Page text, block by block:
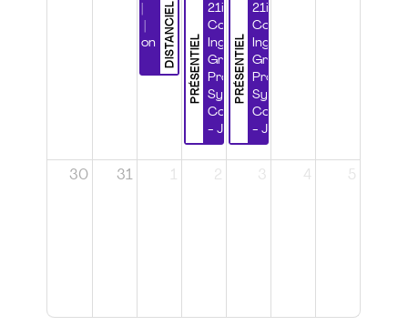
DISTANCIEL
Certification
PRÉSENTIEL
21ième
Congrès
Ingénierie
Grands
Projets et
Systèmes
Complexes
- Jour 1
PRÉSENTIEL
21ième
Congrès
Ingénierie
Grands
Projets et
Systèmes
Complexes
- Jour 2
30 31 1 2 3 4 5